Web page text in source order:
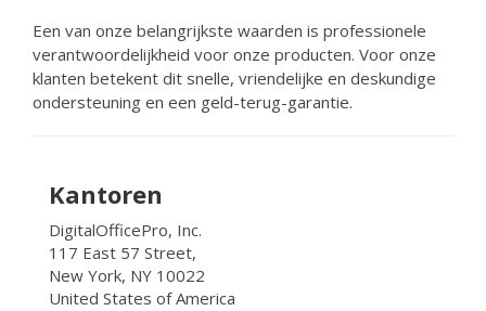
Een van onze belangrijkste waarden is professionele
verantwoordelijkheid voor onze producten. Voor onze
klanten betekent dit snelle, vriendelijke en deskundige
ondersteuning en een geld-terug-garantie.
Kantoren
DigitalOfficePro, Inc.
117 East 57 Street,
New York, NY 10022
United States of America